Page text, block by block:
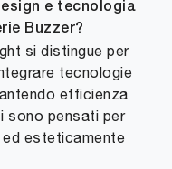
e tecnologia
Buzzer?
si distingue per
tecnologie
efficienza
sono pensati per
ed esteticamente